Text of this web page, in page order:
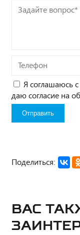
Задайте
Телефон
Я соглашаюсь с
даю согласие на
Поделиться:
Вас